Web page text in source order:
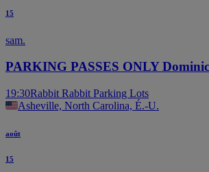
15
sam.
PARKING PASSES ONLY
19:30Rabbit Rabbit Parking Lots
Asheville, North Carolina, É.-U.
août
15